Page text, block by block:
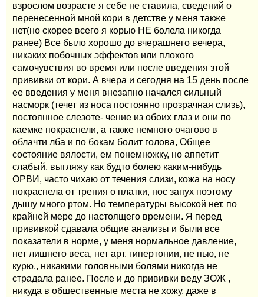
взрослом возрасте я себе не ставила, сведений о
перенесенной мной кори в детстве у меня также
нет(но скорее всего я корью НЕ болела никогда
ранее) Все было хорошо до вчерашнего вечера,
никаких побочных эффектов или плохого
самочувствия во время или после введения зтой
прививки от кори. А вчера и сегодня на 15 день после
ее введения у меня внезапно начался сильный
насморк (течет из носа постоянно прозрачная слизь),
постоянное слезоте- чение из обоих глаз и они по
каемке покраснели, а также немного очагово в
облачти лба и по бокам болит голова, Общее
состояние вялости, ем понемножку, но аппетит
слабый, выгляжу как будто болею каким-нибудь
ОРВИ, часто чихаю от течения слизи, кожа на носу
покраснела от трения о платки, нос запух поэтому
дышу много ртом. Но температуры высокой нет, по
крайней мере до настоящего времени. Я перед
прививкой сдавала общие анализы и были все
показатели в норме, у меня нормальное давление,
нет лишнего веса, нет арт. гипертонии, не пью, не
курю., никакими головными болями никогда не
страдала ранее. После и до прививки веду ЗОЖ ,
никуда в обшественные места не хожу, даже в